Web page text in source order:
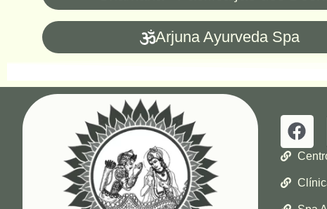
Arjuna Ayurveda Spa